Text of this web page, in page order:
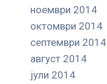
ноември 2014
октомври 2014
септември 2014
август 2014
јули 2014